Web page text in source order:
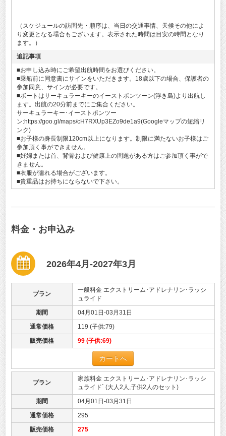
（スケジュールの訪問先・順序は、当日の交通事情、天候その他によ
り変更となる場合もございます。表示された時間は目安の時間となり
ます。）
追記事項
■お申し込み時にご希望出航時間をお選びください。
■乗船前に同意書にサインをいただきます。18歳以下の場合、保護者の
参加同意、サインが必要です。
■ボートはサーキュラーキーのイーストポンツーン(浮き島)より出航し
ます。出航の20分前までにご集合ください。
サーキュラーキー･イーストポンツー
ン:https://goo.gl/maps/cH7RXUp3EZo9de1a9(Googleマップの短縮リ
ンク)
■お子様の身長制限120cm以上になります。制限に満たないお子様はご
参加頂く事ができません。
■妊婦または首、背骨および健康上の問題がある方はご参加頂く事がで
きません。
■衣服が濡れる場合がございます。
■貴重品はお持ちにならないで下さい。
料金・お申込み
2026年4月-2027年3月
プラン
一般料金 エクストリーム･アドレナリン･ラッシ
ュライド
期間
04月01日-03月31日
通常価格
119 (子供:79)
販売価格
99 (子供:69)
カートへ
プラン
家族料金 エクストリーム･アドレナリン･ラッシ
ュライド` (大人2人,子供2人のセット)
期間
04月01日-03月31日
通常価格
295
販売価格
275